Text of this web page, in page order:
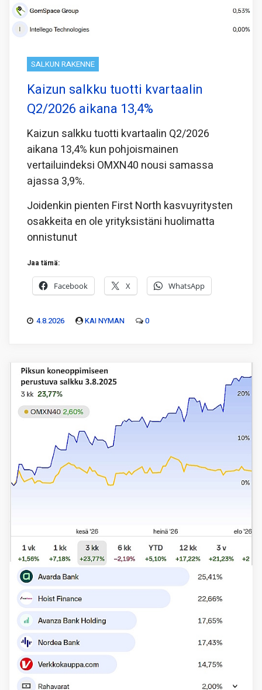
SALKUN RAKENNE
Kaizun salkku tuotti kvartaalin
Q2/2026 aikana 13,4%
Kaizun salkku tuotti kvartaalin Q2/2026
aikana 13,4% kun pohjoismainen
vertailuindeksi OMXN40 nousi samassa
ajassa 3,9%.
Joidenkin pienten First North kasvuyritysten
osakkeita en ole yrityksistäni huolimatta
onnistunut
Jaa tämä:
Facebook X WhatsApp
4.8.2026 KAI NYMAN 0